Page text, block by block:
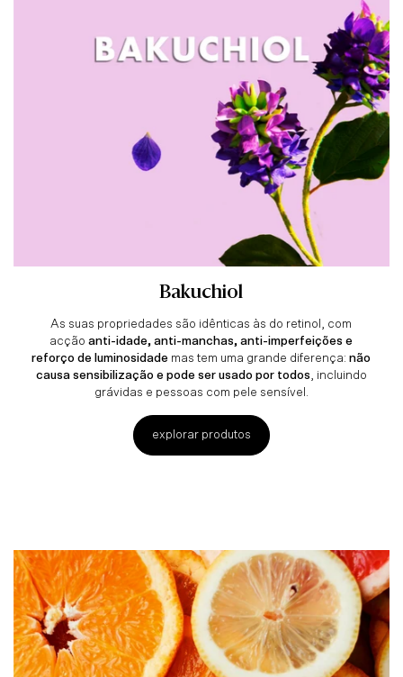
Bakuchiol
As suas propriedades são idênticas às do retinol, com
acçãoanti-idade, anti-manchas, anti-imperfeições e
reforço de luminosidade mas tem uma grande diferença:não
causa sensibilização e pode ser usado por todos, incluindo
grávidas e pessoas com pele sensível.
explorar produtos